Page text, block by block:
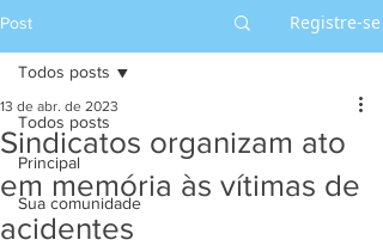
Post Registre-se
Todos posts
Principal
Sua comunidade
Todos posts
Sindicatos organizam ato
em memória às vítimas de
acidentes
13 de abr. de 2023